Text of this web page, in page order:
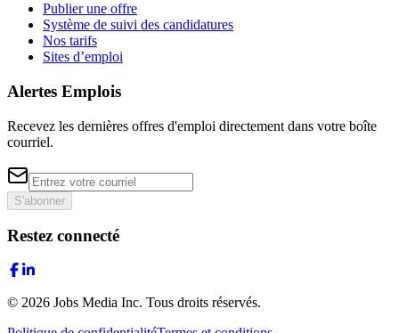
Publier une offre
Système de suivi des candidatures
Nos tarifs
Sites d’emploi
Alertes Emplois
Recevez les dernières offres d'emploi directement dans votre boîte
courriel.
S'abonner
Restez connecté
© 2026 Jobs Media Inc. Tous droits réservés.